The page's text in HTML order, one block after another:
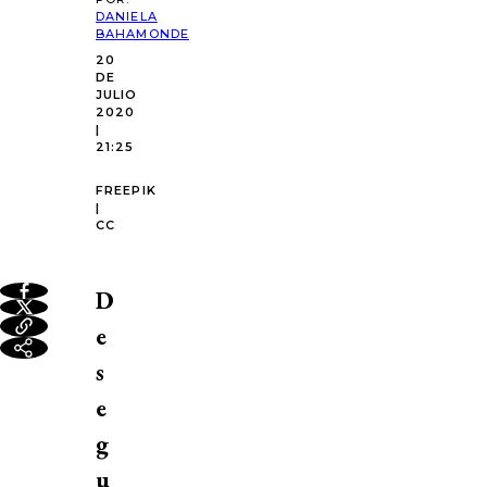
DANIELA
BAHAMONDE
20
DE
JULIO
2020
|
21:25
FREEPIK
|
CC
D
e
s
e
g
u